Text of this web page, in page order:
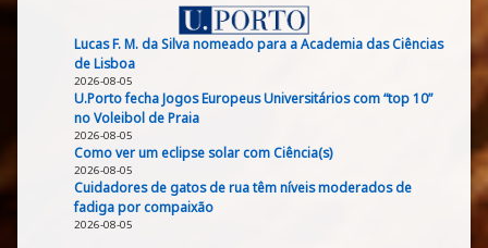
Lucas F. M. da Silva nomeado para a Academia das Ciências
de Lisboa
2026-08-05
U.Porto fecha Jogos Europeus Universitários com “top 10”
no Voleibol de Praia
2026-08-05
Como ver um eclipse solar com Ciência(s)
2026-08-05
Cuidadores de gatos de rua têm níveis moderados de
fadiga por compaixão
2026-08-05